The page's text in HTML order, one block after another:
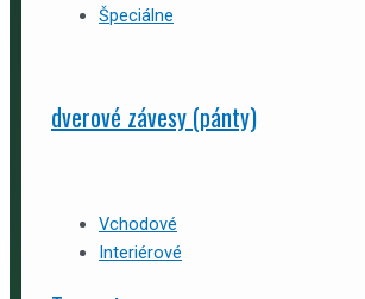
Špeciálne
dverové závesy (pánty)
Vchodové
Interiérové